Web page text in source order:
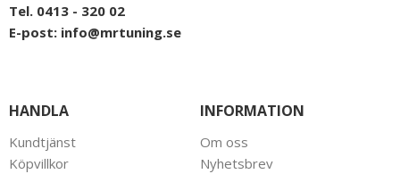
Tel. 0413 - 320 02
E-post: info@mrtuning.se
HANDLA
Kundtjänst
Köpvillkor
INFORMATION
Om oss
Nyhetsbrev